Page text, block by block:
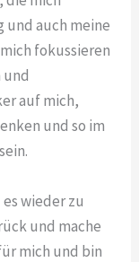
und auch meine
fokussieren
und
auf mich,
und so im
wieder zu
und mache
mich und bin